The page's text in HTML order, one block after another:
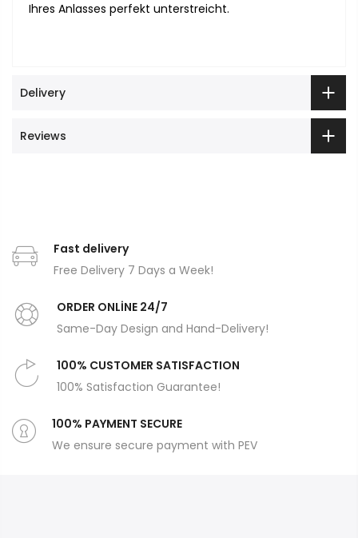
Ihres Anlasses perfekt unterstreicht.
Delivery
Reviews
Fast delivery
Free Delivery 7 Days a Week!
ORDER ONLİNE 24/7
Same-Day Design and Hand-Delivery!
100% CUSTOMER SATISFACTION
100% Satisfaction Guarantee!
100% PAYMENT SECURE
We ensure secure payment with PEV